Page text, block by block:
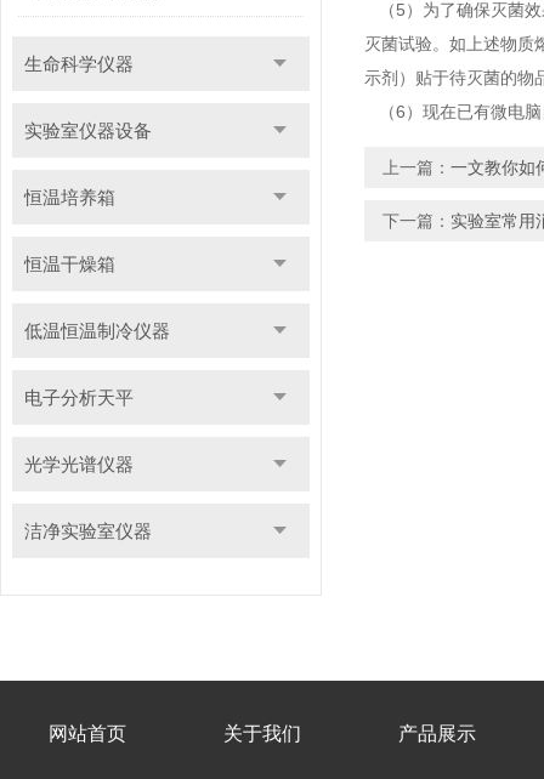
生命科学仪器
实验室仪器设备
恒温培养箱
恒温干燥箱
低温恒温制冷仪器
电子分析天平
光学光谱仪器
洁净实验室仪器
（5）为了确保灭菌
灭菌试验。如上述物质
示剂）贴于待灭菌的物
（6）现在已有微电脑
上一篇： 一文教你如
下一篇： 实验室常用
网站首页 关于我们 产品展示